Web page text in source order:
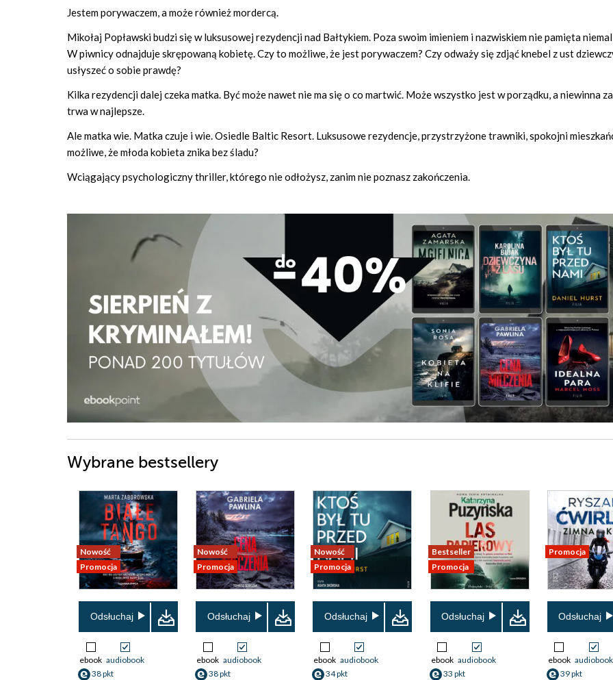
Jestem porywaczem, a może również mordercą.
Mikołaj Popławski budzi się w luksusowej rezydencji nad Bałtykiem. Poza swoim imieniem i nazwiskiem nie pamięta
W piwnicy odnajduje skrępowaną kobietę. Czy to możliwe, że jest porywaczem? Czy odważy się zdjąć knebel z ust
usłyszeć o sobie prawdę?
Kilka rezydencji dalej czeka matka. Być może nawet nie ma się o co martwić. Może wszystko jest w porządku, a niewinna
trwa w najlepsze.
Ale matka wie. Matka czuje i wie. Osiedle Baltic Resort. Luksusowe rezydencje, przystrzyżone trawniki, spokojni
możliwe, że młoda kobieta znika bez śladu?
Wciągający psychologiczny thriller, którego nie odłożysz, zanim nie poznasz zakończenia.
Wybrane bestsellery
Nowość
Promocja
Odsłuchaj
ebook audiobook
38 pkt
Nowość
Promocja
Odsłuchaj
ebook audiobook
38 pkt
Nowość
Promocja
Odsłuchaj
ebook audiobook
34 pkt
Bestseller
Promocja
Odsłuchaj
ebook audiobook
33 pkt
Promocja
Odsłuchaj
ebook audiobook
39 pkt